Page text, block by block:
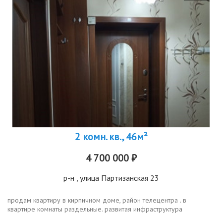
2 комн. кв., 46м²
4 700 000 ₽
р-н , улица Партизанская 23
продам квартиру в кирпичном доме, район телецентра . в
квартире комнаты раздельные. развитая инфраструктура